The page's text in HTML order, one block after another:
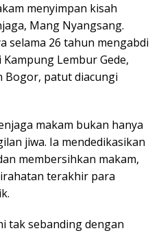
menyimpan kisah
Mang Nyangsang.
selama 26 tahun mengabdi
Lembur Gede,
Bogor, patut diacungi
makam bukan hanya
jiwa. Ia mendedikasikan
membersihkan makam,
terakhir para
tak sebanding dengan